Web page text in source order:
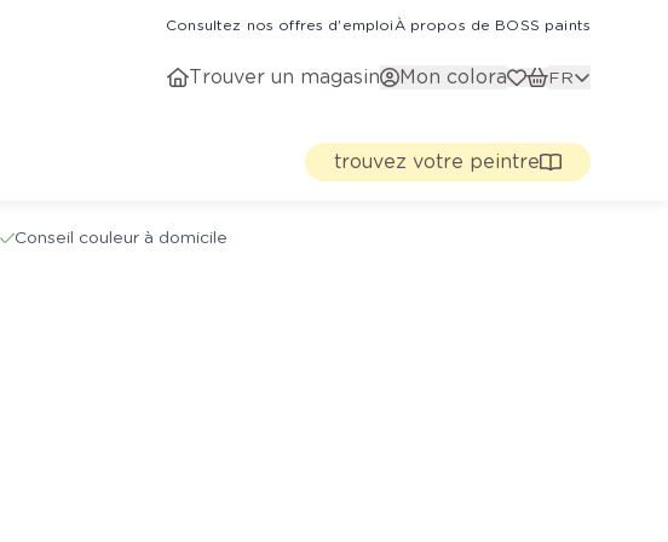
Consultez nos offres d'emploiÀ propos de BOSS paints
Trouver un magasin Mon colora FR
trouvez votre peintre
Conseil couleur à domicile